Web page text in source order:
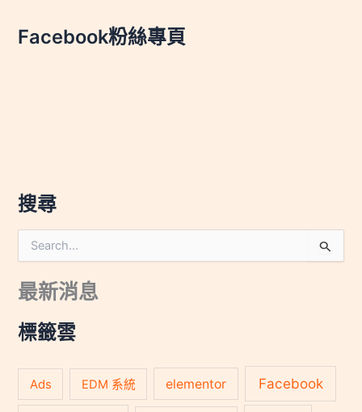
Facebook粉絲專頁
搜尋
尋
鍵
:
最新消息
標籤雲
Ads EDM 系統 elementor Facebook